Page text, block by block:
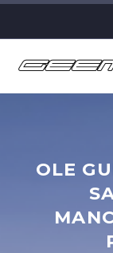
OLE